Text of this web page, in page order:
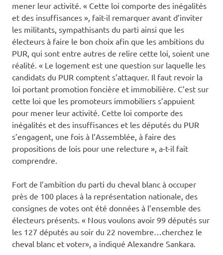
mener leur activité. « Cette loi comporte des inégalités
et des insuffisances », fait-il remarquer avant d’inviter
les militants, sympathisants du parti ainsi que les
électeurs à faire le bon choix afin que les ambitions du
PUR, qui sont entre autres de relire cette loi, soient une
réalité. « Le logement est une question sur laquelle les
candidats du PUR comptent s’attaquer. Il faut revoir la
loi portant promotion foncière et immobilière. C’est sur
cette loi que les promoteurs immobiliers s’appuient
pour mener leur activité. Cette loi comporte des
inégalités et des insuffisances et les députés du PUR
s’engagent, une fois à l’Assemblée, à faire des
propositions de lois pour une relecture », a-t-il fait
comprendre.
Fort de l’ambition du parti du cheval blanc à occuper
près de 100 places à la représentation nationale, des
consignes de votes ont été données à l’ensemble des
électeurs présents. « Nous voulons avoir 99 députés sur
les 127 députés au soir du 22 novembre…cherchez le
cheval blanc et voter», a indiqué Alexandre Sankara.